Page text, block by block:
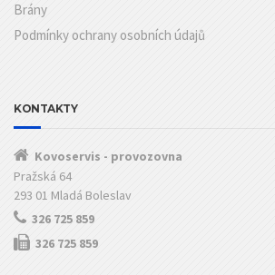
Brány
Podmínky ochrany osobních údajů
KONTAKTY
Kovoservis - provozovna
Pražská 64
293 01 Mladá Boleslav
326 725 859
326 725 859